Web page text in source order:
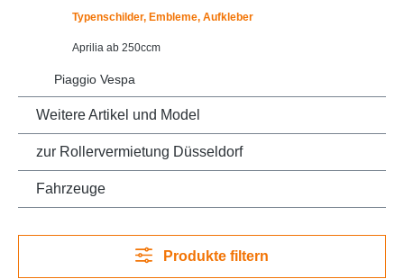
Typenschilder, Embleme, Aufkleber
Aprilia ab 250ccm
Piaggio Vespa
Weitere Artikel und Model
zur Rollervermietung Düsseldorf
Fahrzeuge
Produkte filtern